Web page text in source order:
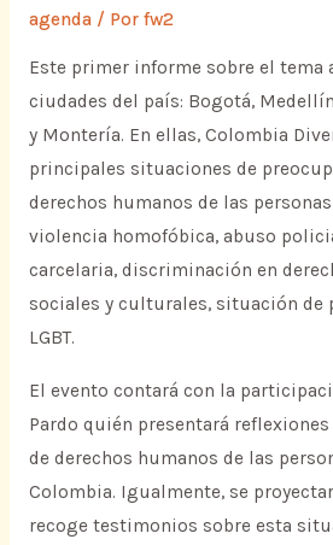
agenda/ Por fw2
Este primer informe sobre el tema
ciudades del país: Bogotá,
y Montería. En ellas, Colombia
principales situaciones de
derechos humanos de las personas
violencia homofóbica, abuso
carcelaria, discriminación en
sociales y culturales, situación de
LGBT.
El evento contará con la
Pardo quién presentará
de derechos humanos de las
Colombia. Igualmente, se
recoge testimonios sobre esta